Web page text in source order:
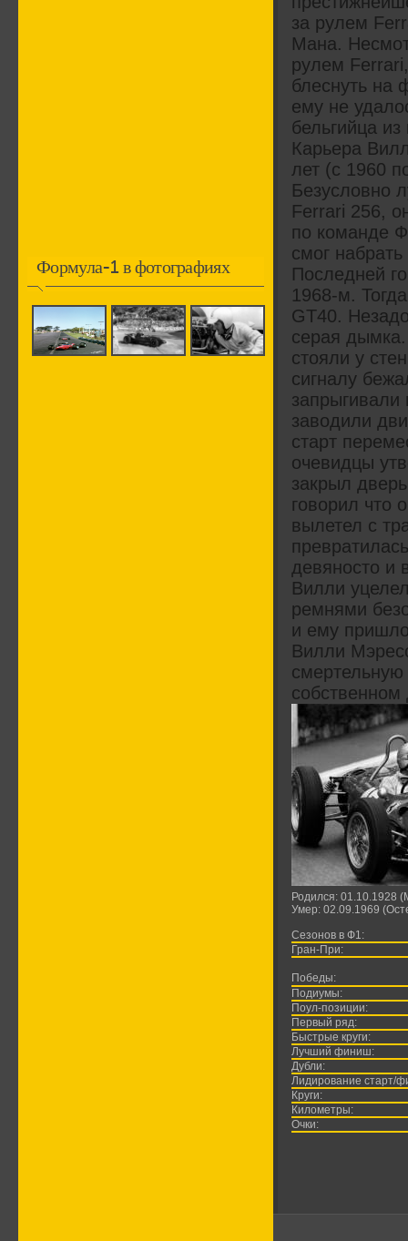
Формула-1 в фотографиях
за рулем
Мана.
рулем
блеснуть на
ему не
бельгийца
Карьера
лет (с 1960
Безусловно
Ferrari 256,
по команде
смог
Последней
1968-м.
GT40.
серая
стояли у
сигналу
запрыгивали
заводили
старт
очевидцы
закрыл
говорил что
вылетел с
девяносто и
Вилли
ремнями
и ему
Вилли
смертельную
Родился: 01.10.1928
Умер: 02.09.1969
Сезонов в Ф1:
Гран-При:
Победы:
Подиумы:
Поул-позиции:
Первый ряд:
Быстрые круги:
Лучший финиш:
Дубли:
Лидирование старт/
Круги:
Километры:
Очки: